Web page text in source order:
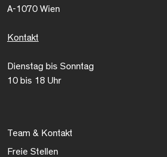
A-1070 Wien
Kontakt
Dienstag bis Sonntag
10 bis 18 Uhr
Team & Kontakt
Freie Stellen